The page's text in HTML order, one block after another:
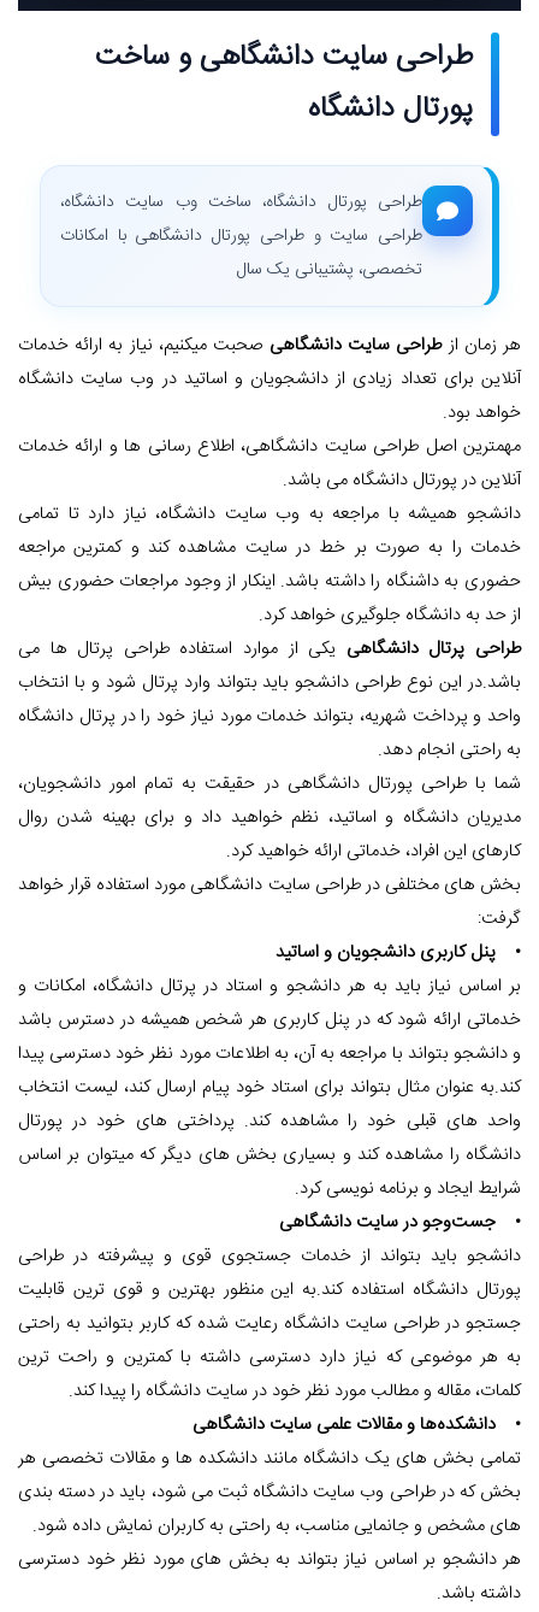
طراحی سایت دانشگاهی و ساخت
پورتال دانشگاه
طراحی پورتال دانشگاه، ساخت وب سایت دانشگاه،
طراحی سایت و طراحی پورتال دانشگاهی با امکانات
تخصصی، پشتیبانی یک سال
هر زمان ازطراحی سایت دانشگاهی صحبت میکنیم، نیاز به ارائه خدمات
آنلاین برای تعداد زیادی از دانشجویان و اساتید در وب سایت دانشگاه
خواهد بود.
مهمترین اصل طراحی سایت دانشگاهی، اطلاع رسانی ها و ارائه خدمات
آنلاین در پورتال دانشگاه می باشد.
دانشجو همیشه با مراجعه به وب سایت دانشگاه، نیاز دارد تا تمامی
خدمات را به صورت بر خط در سایت مشاهده کند و کمترین مراجعه
حضوری به داشنگاه را داشته باشد. اینکار از وجود مراجعات حضوری بیش
از حد به دانشگاه جلوگیری خواهد کرد.
طراحی پرتال دانشگاهی یکی از موارد استفاده طراحی پرتال ها می
باشد.در این نوع طراحی دانشجو باید بتواند وارد پرتال شود و با انتخاب
واحد و پرداخت شهریه، بتواند خدمات مورد نیاز خود را در پرتال دانشگاه
به راحتی انجام دهد.
شما با طراحی پورتال دانشگاهی در حقیقت به تمام امور دانشجویان،
مدیریان دانشگاه و اساتید، نظم خواهید داد و برای بهینه شدن روال
کارهای این افراد، خدماتی ارائه خواهید کرد.
بخش های مختلفی در طراحی سایت دانشگاهی مورد استفاده قرار خواهد
گرفت:
• پنل کاربری دانشجویان و اساتید
بر اساس نیاز باید به هر دانشجو و استاد در پرتال دانشگاه، امکانات و
خدماتی ارائه شود که در پنل کاربری هر شخص همیشه در دسترس باشد
و دانشجو بتواند با مراجعه به آن، به اطلاعات مورد نظر خود دسترسی پیدا
کند.به عنوان مثال بتواند برای استاد خود پیام ارسال کند، لیست انتخاب
واحد های قبلی خود را مشاهده کند. پرداختی های خود در پورتال
دانشگاه را مشاهده کند و بسیاری بخش های دیگر که میتوان بر اساس
شرایط ایجاد و برنامه نویسی کرد.
• جست‌وجو در سایت دانشگاهی
دانشجو باید بتواند از خدمات جستجوی قوی و پیشرفته در طراحی
پورتال دانشگاه استفاده کند.به این منظور بهترین و قوی ترین قابلیت
جستجو در طراحی سایت دانشگاه رعایت شده که کاربر بتوانید به راحتی
به هر موضوعی که نیاز دارد دسترسی داشته با کمترین و راحت ترین
کلمات، مقاله و مطالب مورد نظر خود در سایت دانشگاه را پیدا کند.
• دانشکده‌ها و مقالات علمی سایت دانشگاهی
تمامی بخش های یک دانشگاه مانند دانشکده ها و مقالات تخصصی هر
بخش که در طراحی وب سایت دانشگاه ثبت می شود، باید در دسته بندی
های مشخص و جانمایی مناسب، به راحتی به کاربران نمایش داده شود.
هر دانشجو بر اساس نیاز بتواند به بخش های مورد نظر خود دسترسی
داشته باشد.